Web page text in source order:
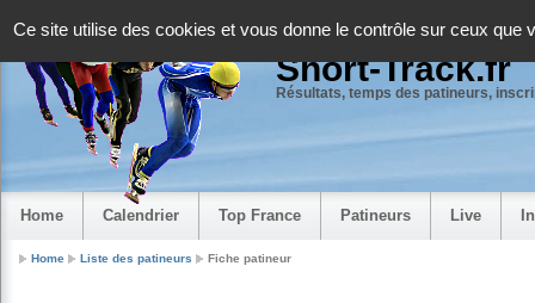
Ce site utilise des cookies et vous donne le contrôle sur ceux que
Short-Track.fr
Résultats, temps des patineurs,
Home Calendrier Top France Patineurs Live
Home Liste des patineurs Fiche patineur